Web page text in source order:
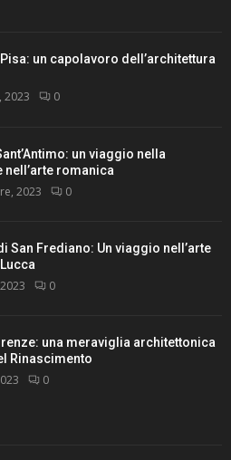
Pisa: un capolavoro dell’architettura
2023 0
un viaggio nella
nell’arte romanica
2023 0
San Frediano: Un viaggio nell’arte
0
una meraviglia architettonica
Rinascimento
0